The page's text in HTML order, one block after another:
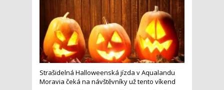
Strašidelná Halloweenská jízda v Aqualandu
Moravia čeká na návštěvníky už tento víkend